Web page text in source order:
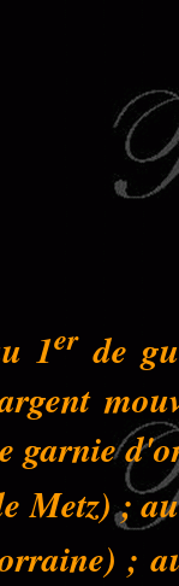
1erde
garnie
Metz) ;
;